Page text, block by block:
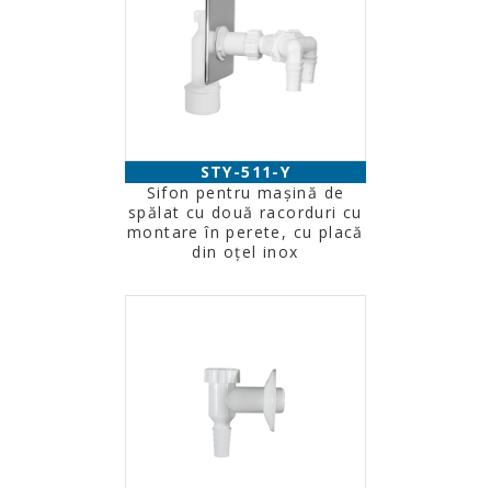
STY-511-Y
Sifon pentru maşină de
spălat cu două racorduri cu
montare în perete, cu placă
din oţel inox